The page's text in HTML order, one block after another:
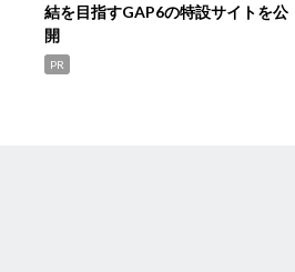
結を目指すGAP6の特設サイトを公
開
PR